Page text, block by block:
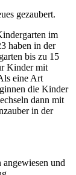
gezaubert.
im
haben in der
bis zu 15
Kinder mit
eine Art
die Kinder
dann mit
in der
und